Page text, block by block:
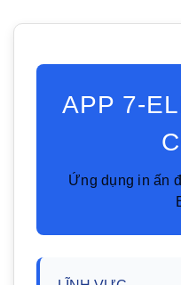
APP 7-
Ứng dụng in ấn